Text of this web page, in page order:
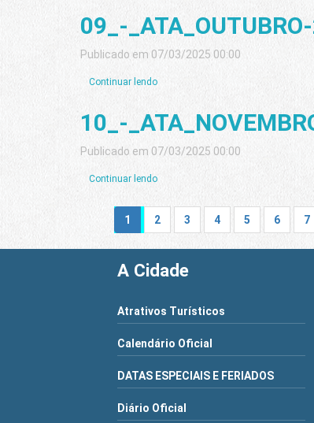
09_-
Publicado em 07/03/2025 00:00
Continuar lendo
10_-
Publicado em 07/03/2025 00:00
Continuar lendo
1 2 3 4 5 6 7
A Cidade
Atrativos Turísticos
Calendário Oficial
DATAS ESPECIAIS E FERIADOS
Diário Oficial